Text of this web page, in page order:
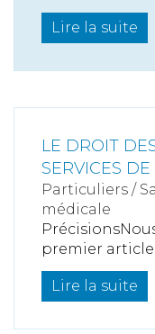
Lire la suite
LE DROIT
SERVICES
Particuliers /
médicale
premier
Lire la suite